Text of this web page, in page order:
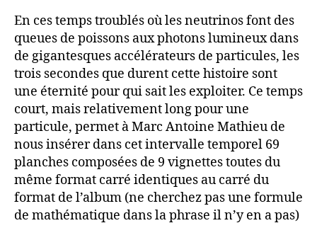
En ces temps troublés où les neutrinos font des
queues de poissons aux photons lumineux dans
de gigantesques accélérateurs de particules, les
trois secondes que durent cette histoire sont
une éternité pour qui sait les exploiter. Ce temps
court, mais relativement long pour une
particule, permet à Marc Antoine Mathieu de
nous insérer dans cet intervalle temporel 69
planches composées de 9 vignettes toutes du
même format carré identiques au carré du
format de l’album (ne cherchez pas une formule
de mathématique dans la phrase il n’y en a pas)